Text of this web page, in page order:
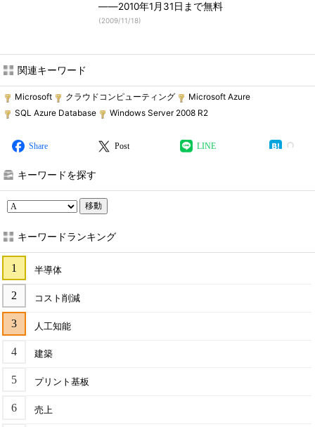
――2010年1月31日まで無料
(2009/11/18)
関連キーワード
Microsoft クラウドコンピューティング
Microsoft Azure
SQL Azure Database
Windows Server 2008 R2
Share Post LINE
キーワードを探す
移動
キーワードランキング
半導体
コスト削減
人工知能
建築
プリント基板
売上